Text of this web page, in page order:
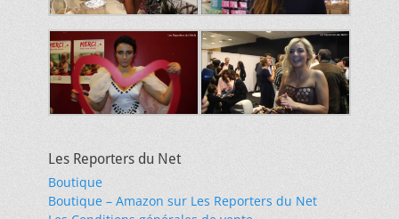
Les Reporters du Net
Boutique
Boutique – Amazon sur Les Reporters du Net